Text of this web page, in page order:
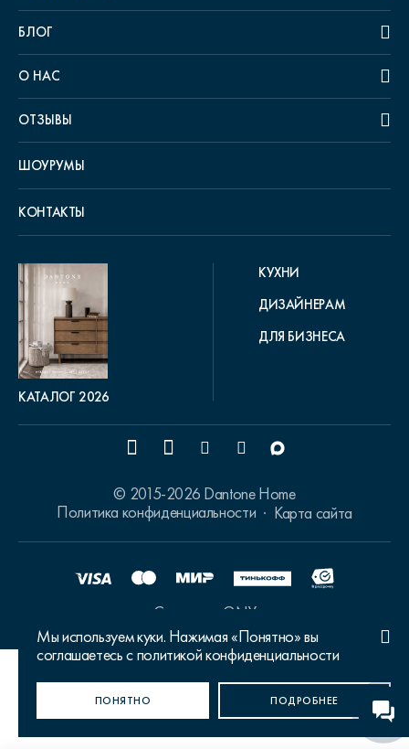
ДА, ВЕРНО НЕТ, ИЗМЕНИТЬ
Мы используем куки. Нажимая «Понятно» вы
соглашаетесь с политикой конфиденциальности
ПОНЯТНО ПОДРОБНЕЕ
БЛОГ
О НАС
ОТЗЫВЫ
ШОУРУМЫ
КОНТАКТЫ
КАТАЛОГ 2026
КУХНИ
ДИЗАЙНЕРАМ
ДЛЯ БИЗНЕСА
© 2015-2026 Dantone Home
Политика конфиденциальности
Карта сайта
Сделано в ONY